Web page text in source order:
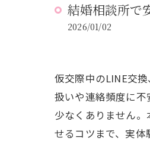
結婚相談所で
2026/01/02
仮交際中のLINE交
扱いや連絡頻度に
少なくありません
せるコツまで、実